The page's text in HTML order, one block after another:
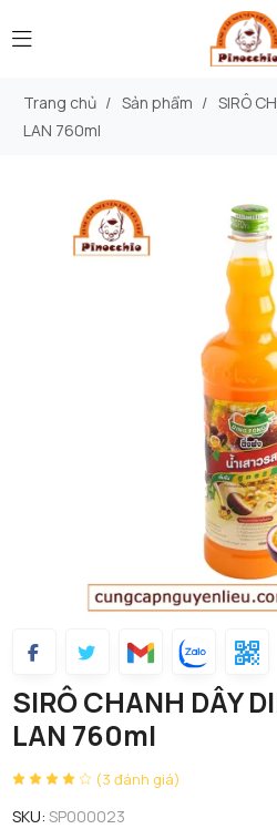
Trang chủ / Sản phẩm / SIRÔ
LAN 760ml
SIRÔ CHANH DÂY
LAN 760ml
(3 đánh giá)
SKU: SP000023